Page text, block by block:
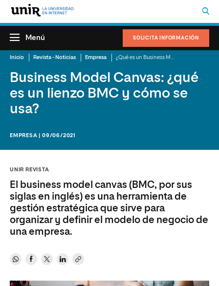
SOLICITA INFORMACIÓN
Menú
Inicio Revista - Noticias Empresa
Business Model Canvas: ¿qué
es un lienzo BMC y cómo se
usa?
EMPRESA | 09/06/2021
UNIR REVISTA
El business model canvas (BMC, por sus
siglas en inglés) es una herramienta de
gestión estratégica que sirve para
organizar y definir el modelo de negocio de
una empresa.